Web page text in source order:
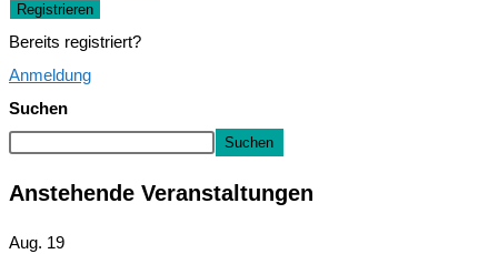
Registrieren
Bereits registriert?
Anmeldung
Suchen
Suchen
Anstehende Veranstaltungen
Aug. 19